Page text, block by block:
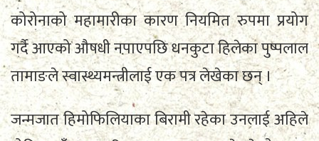
कोरोनाको महामारीका कारण नियमित रुपमा प्रयोग
गर्दै आएको औषधी नपाएपछि धनकुटा हिलेका पुष्पलाल
तामाङले स्वास्थ्यमन्त्रीलाई एक पत्र लेखेका छन् ।
जन्मजात हिमोफिलियाका बिरामी रहेका उनलाई अहिले